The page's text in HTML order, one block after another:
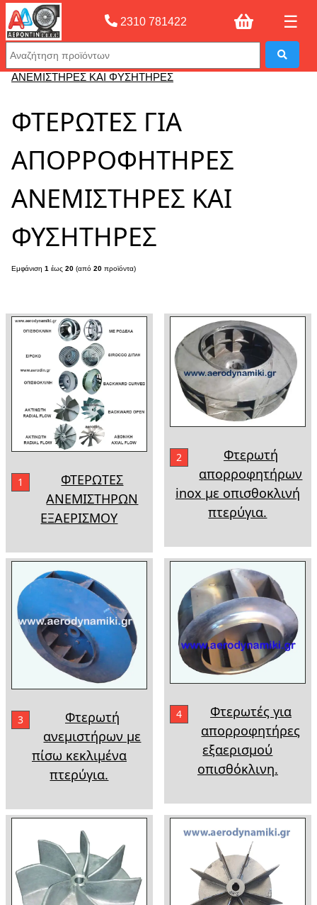
Αρχική σελίδας»ΦΤΕΡΩΤΕΣ ΓΙΑ ΑΠΟΡΡΟΦΗΤΗΡΕΣ
ΑΝΕΜΙΣΤΗΡΕΣ ΚΑΙ ΦΥΣΗΤΗΡΕΣ
2310 781422 ☰
ΦΤΕΡΩΤΕΣ ΓΙΑ
ΑΠΟΡΡΟΦΗΤΗΡΕΣ
ΑΝΕΜΙΣΤΗΡΕΣ ΚΑΙ
ΦΥΣΗΤΗΡΕΣ
Εμφάνιση 1 έως 20 (από 20 προϊόντα)
1
ΦΤΕΡΩΤΕΣ
ΑΝΕΜΙΣΤΗΡΩΝ
ΕΞΑΕΡΙΣΜΟΥ
2
Φτερωτή
απορροφητήρων
inox με οπισθοκλινή
πτερύγια.
3
Φτερωτή
ανεμιστήρων με
πίσω κεκλιμένα
πτερύγια.
4
Φτερωτές για
απορροφητήρες
εξαερισμού
οπισθόκλινη.